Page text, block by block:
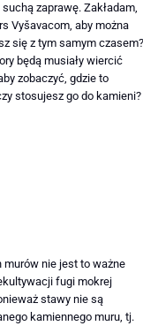
zaprawę. Zakładam,
Vyšavacom, aby można
się z tym samym czasem?
będą musiały wiercić
zobaczyć, gdzie to
stosujesz go do
murów nie jest to ważne
fugi mokrej
stawy nie są
kamiennego muru, tj.